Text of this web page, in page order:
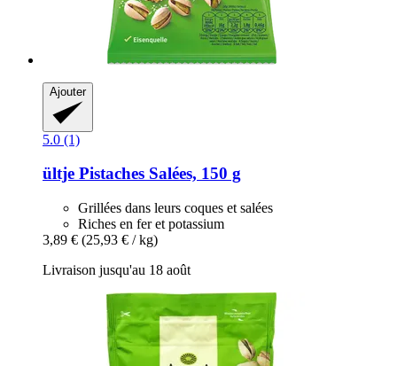
Ajouter
5.0 (1)
ültje Pistaches Salées, 150 g
Grillées dans leurs coques et salées
Riches en fer et potassium
3,89 € (25,93 € / kg)
Livraison jusqu'au 18 août